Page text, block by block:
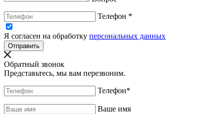
Телефон *
Я согласен на обработку персональных данных
Обратный звонок
Представьтесь, мы вам перезвоним.
Телефон*
Ваше имя